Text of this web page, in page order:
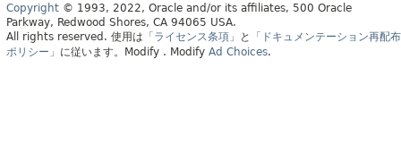
Copyright © 1993, 2022, Oracle and/or its affiliates, 500 Oracle
Parkway, Redwood Shores, CA 94065 USA.
All rights reserved. 使用は 「ライセンス条項」 と
「ドキュメンテーション再配布
ポリシー」 に従います。 Modify . Modify Ad Choices.